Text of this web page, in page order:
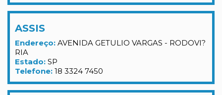
ASSIS
Endereço: AVENIDA GETULIO VARGAS - RODOVI?
RIA
Estado: SP
Telefone: 18 3324 7450